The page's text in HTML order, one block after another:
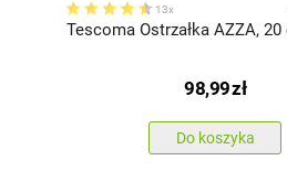
13x
Tescoma Ostrzałka AZZA, 20
98,99zł
Do koszyka